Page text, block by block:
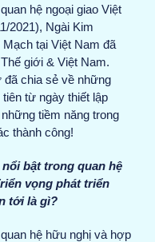
hệ ngoại giao Việt
2021), Ngài Kim
tại Việt Nam đã
giới & Việt Nam.
đã chia sẻ về những
từ ngày thiết lập
tiềm năng trong
thành công!
bật trong quan hệ
vọng phát triển
tới là gì?
hệ hữu nghị và hợp